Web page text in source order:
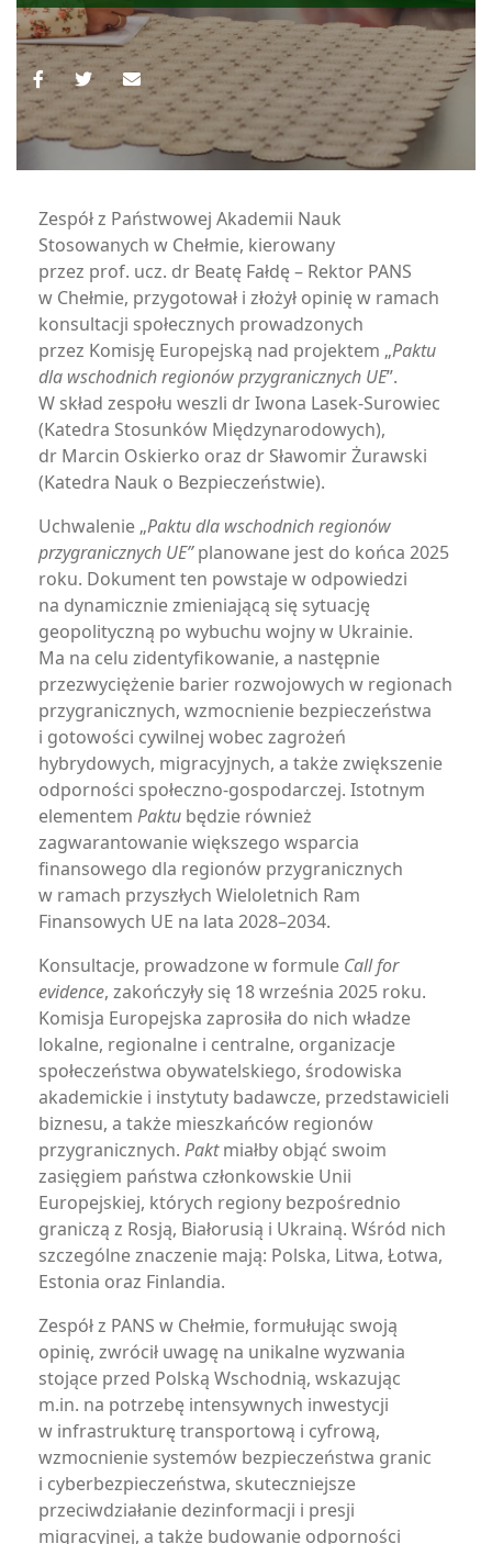
Zespół z Państwowej Akademii Nauk
Stosowanych w Chełmie, kierowany
przez prof. ucz. dr Beatę Fałdę – Rektor PANS
w Chełmie, przygotował i złożył opinię w ramach
konsultacji społecznych prowadzonych
przez Komisję Europejską nad projektem „Paktu
dla wschodnich regionów przygranicznych UE”.
W skład zespołu weszli dr Iwona Lasek-Surowiec
(Katedra Stosunków Międzynarodowych),
dr Marcin Oskierko oraz dr Sławomir Żurawski
(Katedra Nauk o Bezpieczeństwie).
Uchwalenie „Paktu dla wschodnich regionów
przygranicznych UE”planowane jest do końca 2025
roku. Dokument ten powstaje w odpowiedzi
na dynamicznie zmieniającą się sytuację
geopolityczną po wybuchu wojny w Ukrainie.
Ma na celu zidentyfikowanie, a następnie
przezwyciężenie barier rozwojowych w regionach
przygranicznych, wzmocnienie bezpieczeństwa
i gotowości cywilnej wobec zagrożeń
hybrydowych, migracyjnych, a także zwiększenie
odporności społeczno-gospodarczej. Istotnym
elementem Paktu będzie również
zagwarantowanie większego wsparcia
finansowego dla regionów przygranicznych
w ramach przyszłych Wieloletnich Ram
Finansowych UE na lata 2028–2034.
Konsultacje, prowadzone w formule Call for
evidence, zakończyły się 18 września 2025 roku.
Komisja Europejska zaprosiła do nich władze
lokalne, regionalne i centralne, organizacje
społeczeństwa obywatelskiego, środowiska
akademickie i instytuty badawcze, przedstawicieli
biznesu, a także mieszkańców regionów
przygranicznych. Paktmiałby objąć swoim
zasięgiem państwa członkowskie Unii
Europejskiej, których regiony bezpośrednio
graniczą z Rosją, Białorusią i Ukrainą. Wśród nich
szczególne znaczenie mają: Polska, Litwa, Łotwa,
Estonia oraz Finlandia.
Zespół z PANS w Chełmie, formułując swoją
opinię, zwrócił uwagę na unikalne wyzwania
stojące przed Polską Wschodnią, wskazując
m.in. na potrzebę intensywnych inwestycji
w infrastrukturę transportową i cyfrową,
wzmocnienie systemów bezpieczeństwa granic
i cyberbezpieczeństwa, skuteczniejsze
przeciwdziałanie dezinformacji i presji
migracyjnej, a także budowanie odporności